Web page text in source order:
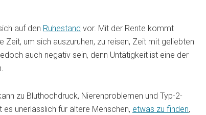
auf den Ruhestand vor. Mit der Rente kommt
um sich auszuruhen, zu reisen, Zeit mit geliebten
auch negativ sein, denn Untätigkeit ist eine der
zu Bluthochdruck, Nierenproblemen und Typ-2-
es unerlässlich für ältere Menschen, etwas zu finden,